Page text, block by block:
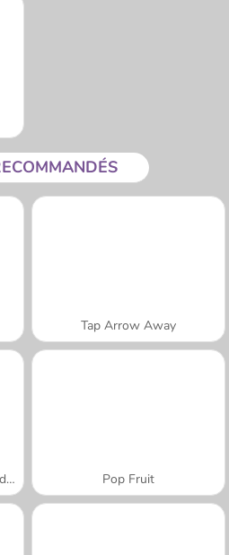
Tap Arrow Away
Tarte Tatin : École de cuisine de Sara Pop Fruit